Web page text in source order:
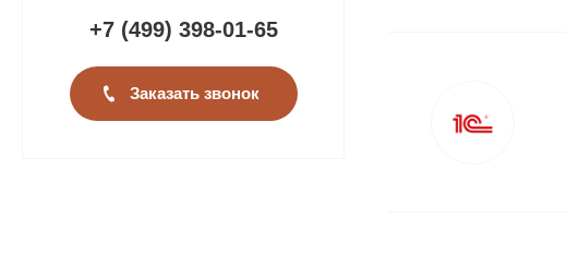
+7 (499) 398-01-65
Заказать звонок